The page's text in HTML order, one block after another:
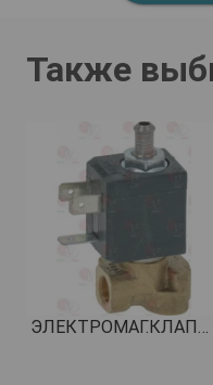
Также
ЭЛЕКТРОМАГ.КЛАПАН 3 ХОДА CEME ø 1/8F230В КОД: 1120233